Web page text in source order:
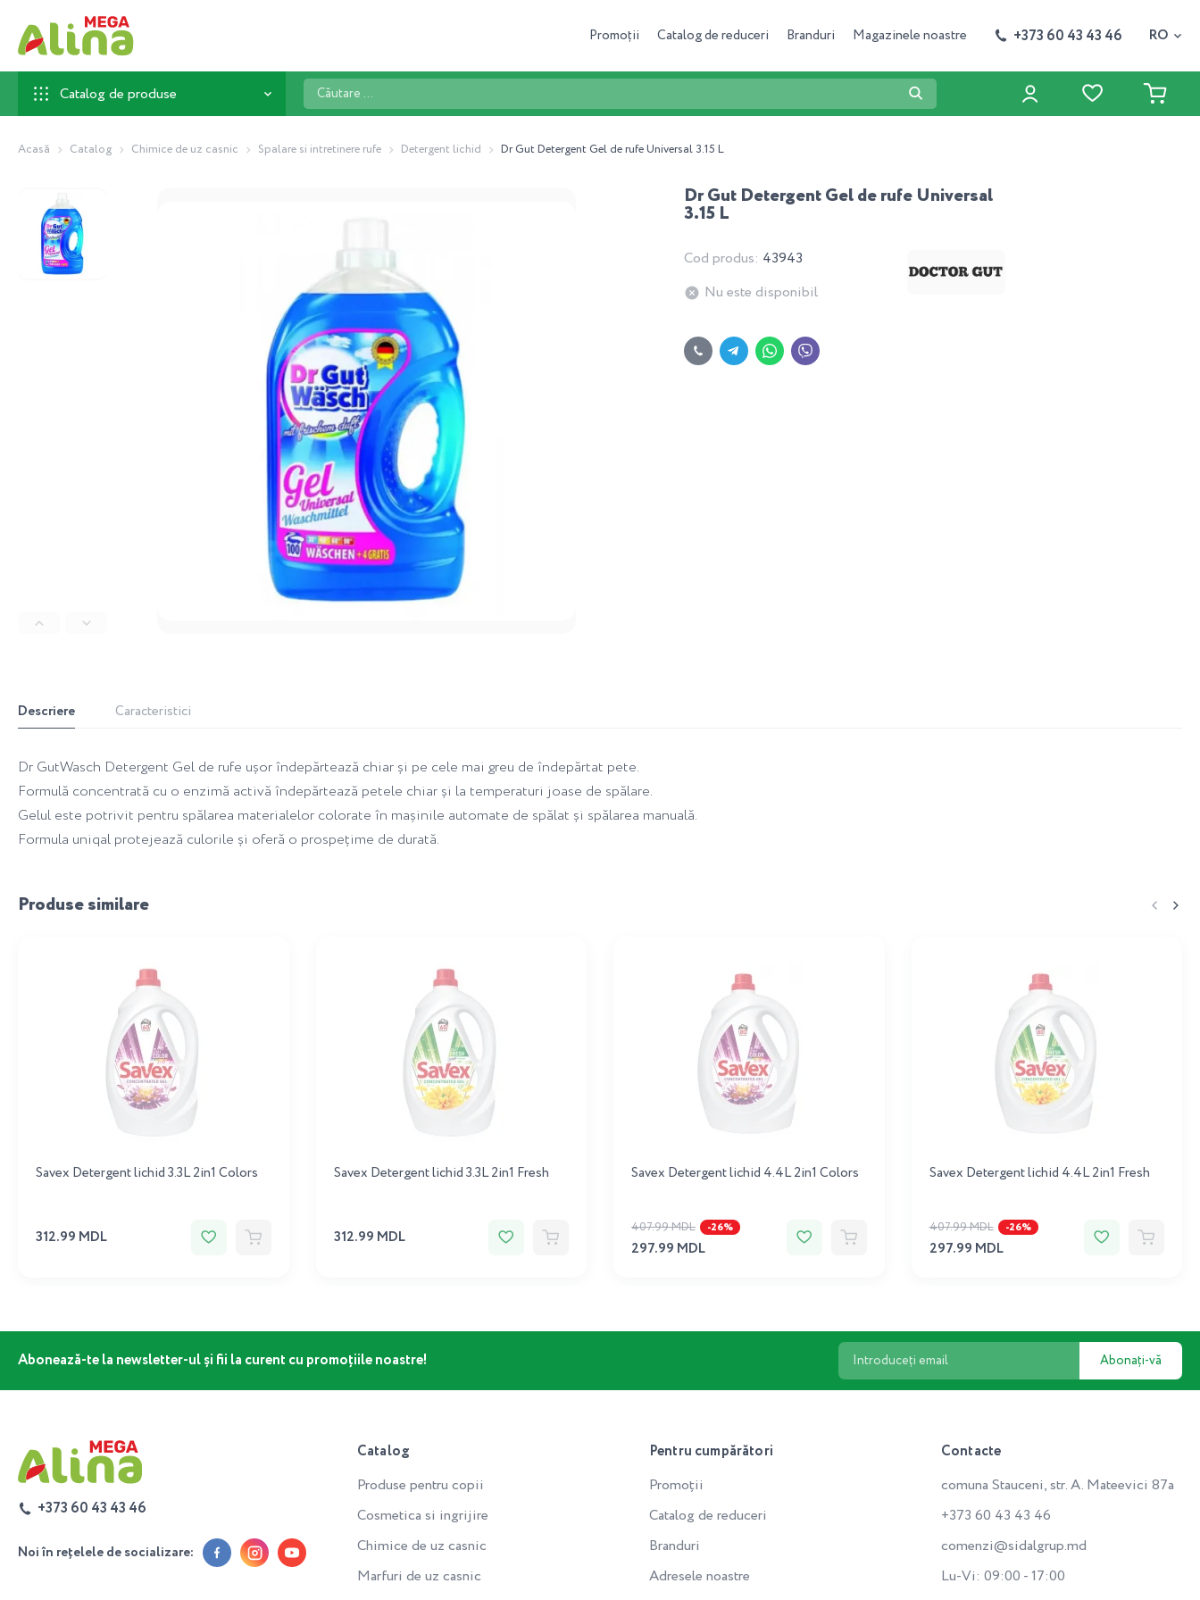
Promoții Catalog de reduceri Branduri Magazinele noastre +373 60 43 43 46 RO
Catalog de produse
Căutare
...
Acasă Catalog Chimice de uz casnic Spalare si intretinere rufe Detergent lichid Dr Gut Detergent Gel de rufe Universal 3.15 L
Dr Gut Detergent Gel de rufe Universal
3.15 L
Cod produs: 43943
Nu este disponibil
Descriere Caracteristici
Dr GutWasch Detergent Gel de rufe ușor îndepărtează chiar și pe cele mai greu de îndepărtat pete.
Formulă concentrată cu o enzimă activă îndepărtează petele chiar și la temperaturi joase de spălare.
Gelul este potrivit pentru spălarea materialelor colorate în mașinile automate de spălat și spălarea manuală.
Formula uniqal protejează culorile și oferă o prospețime de durată.
Produse similare
Savex Detergent lichid 3.3L 2in1 Colors
312.99 MDL
Savex Detergent lichid 3.3L 2in1 Fresh
312.99 MDL
Savex Detergent lichid 4.4L 2in1 Colors
407.99 MDL -26%
297.99 MDL
Savex Detergent lichid 4.4L 2in1 Fresh
407.99 MDL -26%
297.99 MDL
Abonează-te la newsletter-ul și fii la curent cu promoțiile noastre! Abonați-vă
+373 60 43 43 46
Noi în rețelele de socializare:
Catalog
Produse pentru copii
Cosmetica si ingrijire
Chimice de uz casnic
Marfuri de uz casnic
Pentru cumpărători
Promoții
Catalog de reduceri
Branduri
Adresele noastre
Contacte
comuna Stauceni, str. A. Mateevici 87a
+373 60 43 43 46
comenzi@sidalgrup.md
Lu-Vi: 09:00 - 17:00